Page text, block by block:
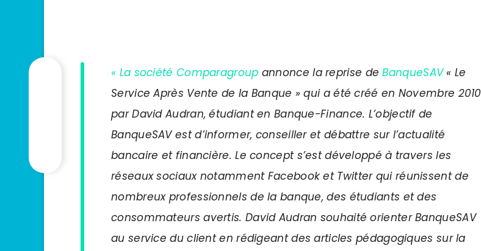
« La société Comparagroup annonce la reprise deBanqueSAV« Le
Service Après Vente de la Banque » qui a été créé en Novembre 2010
par David Audran, étudiant en Banque-Finance. L’objectif de
BanqueSAV est d’informer, conseiller et débattre sur l’actualité
bancaire et financière. Le concept s’est développé à travers les
réseaux sociaux notamment Facebook et Twitter qui réunissent de
nombreux professionnels de la banque, des étudiants et des
consommateurs avertis. David Audran souhaité orienter BanqueSAV
au service du client en rédigeant des articles pédagogiques sur la